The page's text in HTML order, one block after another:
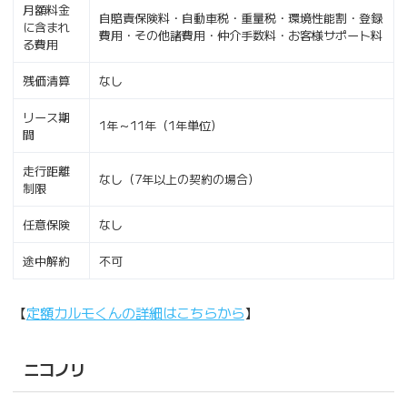
月額料金
に含まれ
る費用
自賠責保険料・自動車税・重量税・環境性能割・登録
費用・その他諸費用・仲介手数料・お客様サポート料
残価清算 なし
リース期
間
1年～11年（1年単位）
走行距離
制限
なし（7年以上の契約の場合）
任意保険 なし
途中解約 不可
【定額カルモくんの詳細はこちらから】
ニコノリ